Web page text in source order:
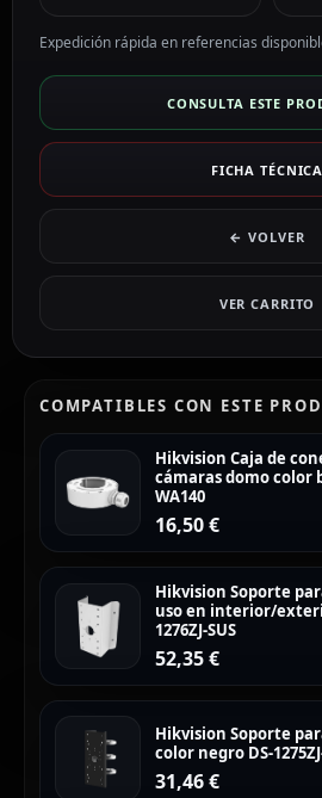
Expedición rápida en referencias
CONSULTA ESTE
FICHA TÉCNICA
← VOLVER
VER CARRITO
COMPATIBLES CON ESTE
Hikvision Caja de
cámaras domo color
WA140
16,50€
Hikvision Soporte
uso en interior/
1276ZJ-SUS
52,35€
Hikvision Soporte
color negro DS-
31,46€